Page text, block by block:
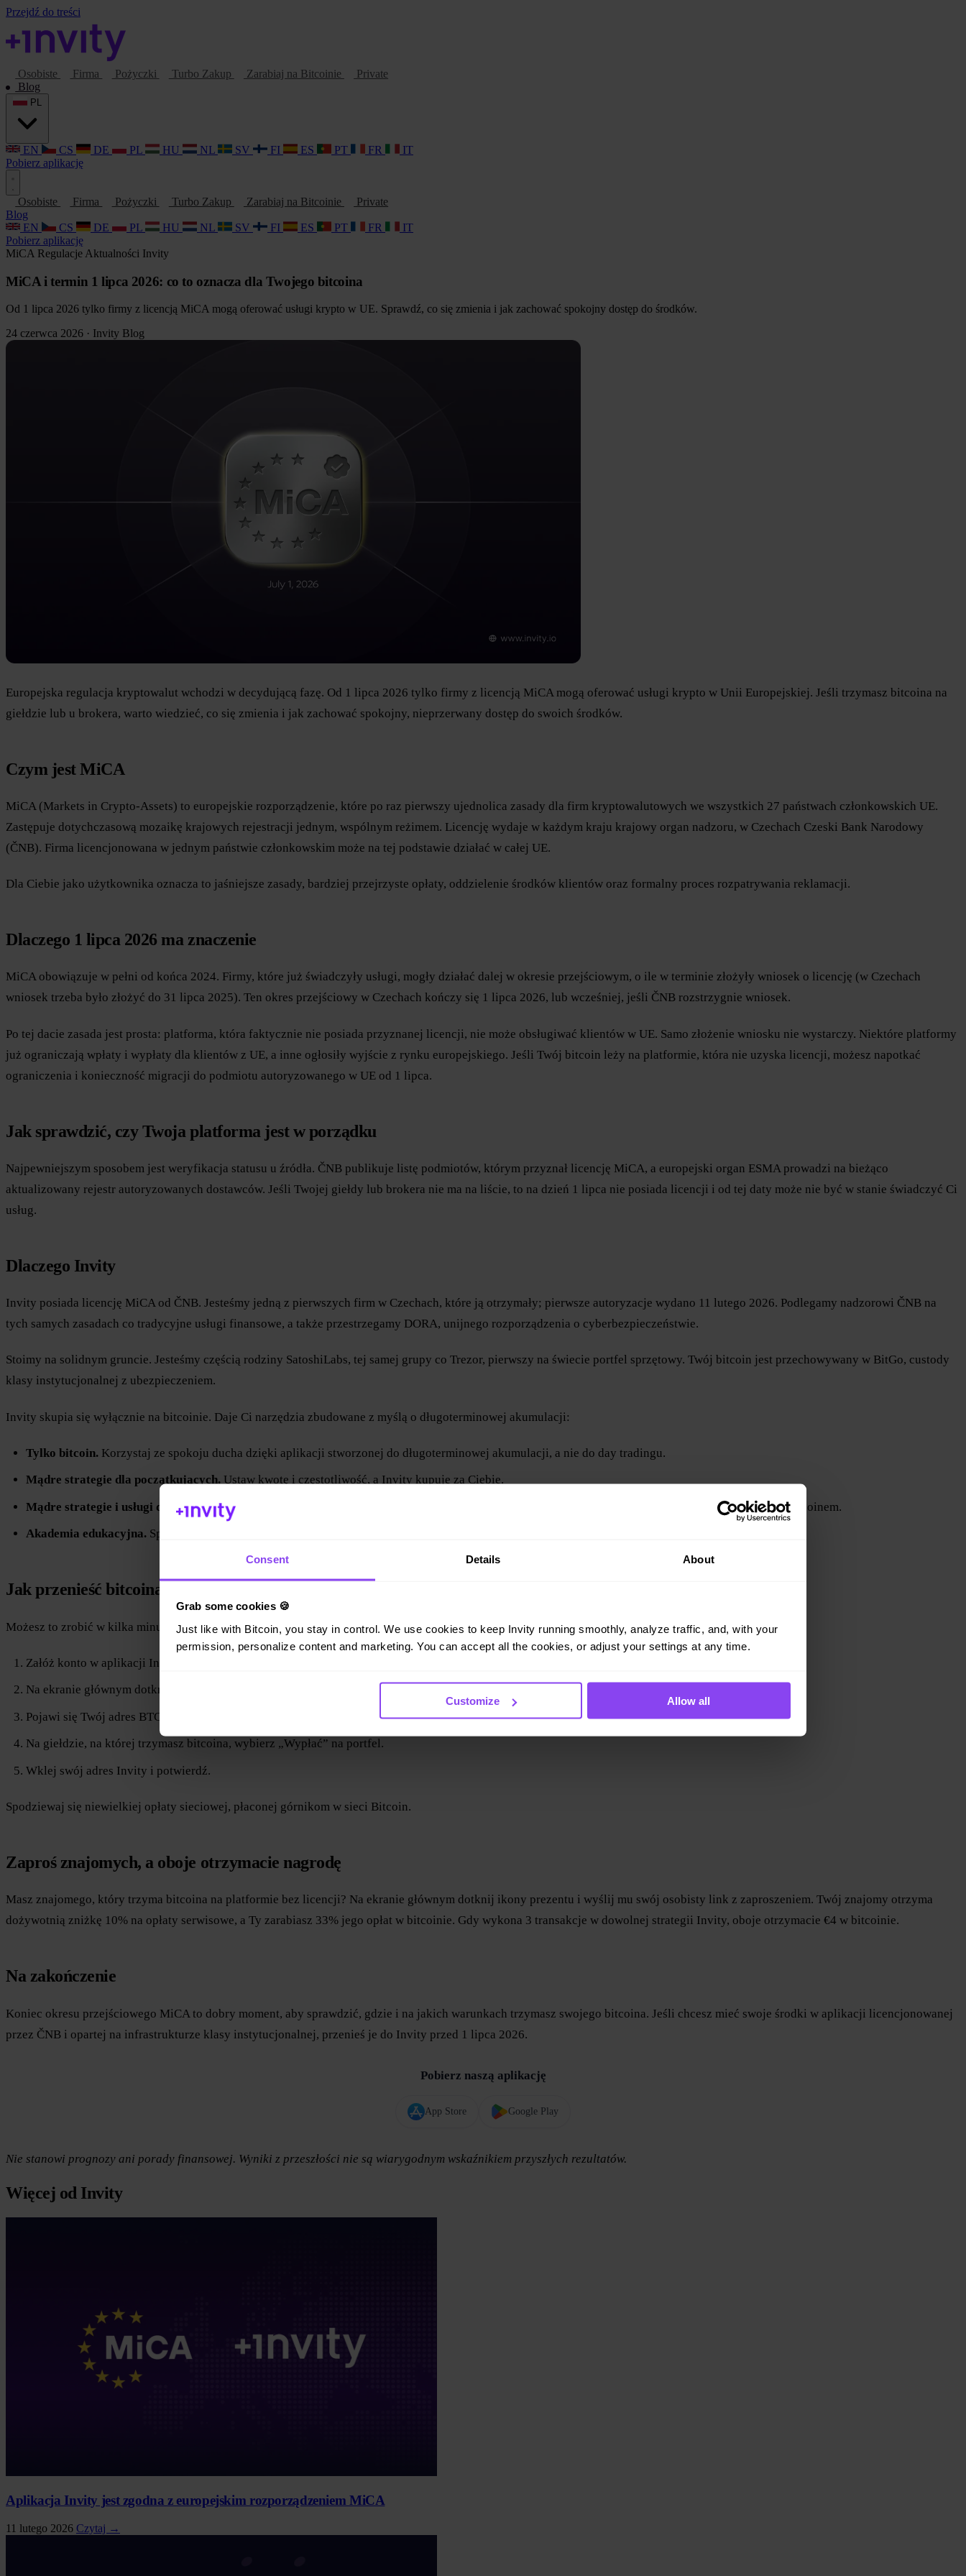
Consent Details About
Grab some cookies 🍪
Just like with Bitcoin, you stay in control. We use cookies to keep Invity running smoothly, analyze traffic, and, with your
permission, personalize content and marketing. You can accept all the cookies, or adjust your settings at any time.
Customize Allow all
Przejdź do treści
Osobiste Firma Pożyczki Turbo Zakup Zarabiaj na Bitcoinie
Private
Blog
EN CS DE PL HU NL SV FI ES PT FR
IT
Pobierz aplikację
Osobiste Firma Pożyczki Turbo Zakup Zarabiaj na Bitcoinie
Private
Blog
EN
CS DE PL HU NL SV FI ES PT FR
IT
Pobierz aplikację
MiCA Regulacje Aktualności Invity
MiCA i termin 1 lipca 2026: co to oznacza dla Twojego bitcoina
Od 1 lipca 2026 tylko firmy z licencją MiCA mogą oferować usługi krypto w UE. Sprawdź, co się zmienia i jak zachować spokojny dostęp do środków.
24 czerwca 2026 · Invity Blog
Europejska regulacja kryptowalut wchodzi w decydującą fazę. Od 1 lipca 2026 tylko firmy z licencją MiCA mogą oferować usługi krypto w Unii Europejskiej. Jeśli trzymasz bitcoina na
giełdzie lub u brokera, warto wiedzieć, co się zmienia i jak zachować spokojny, nieprzerwany dostęp do swoich środków.
Czym jest MiCA
MiCA (Markets in Crypto-Assets) to europejskie rozporządzenie, które po raz pierwszy ujednolica zasady dla firm kryptowalutowych we wszystkich 27 państwach członkowskich UE.
Zastępuje dotychczasową mozaikę krajowych rejestracji jednym, wspólnym reżimem. Licencję wydaje w każdym kraju krajowy organ nadzoru, w Czechach Czeski Bank Narodowy
(ČNB). Firma licencjonowana w jednym państwie członkowskim może na tej podstawie działać w całej UE.
Dla Ciebie jako użytkownika oznacza to jaśniejsze zasady, bardziej przejrzyste opłaty, oddzielenie środków klientów oraz formalny proces rozpatrywania reklamacji.
Dlaczego 1 lipca 2026 ma znaczenie
MiCA obowiązuje w pełni od końca 2024. Firmy, które już świadczyły usługi, mogły działać dalej w okresie przejściowym, o ile w terminie złożyły wniosek o licencję (w Czechach
wniosek trzeba było złożyć do 31 lipca 2025). Ten okres przejściowy w Czechach kończy się 1 lipca 2026, lub wcześniej, jeśli ČNB rozstrzygnie wniosek.
Po tej dacie zasada jest prosta: platforma, która faktycznie nie posiada przyznanej licencji, nie może obsługiwać klientów w UE. Samo złożenie wniosku nie wystarczy. Niektóre platformy
już ograniczają wpłaty i wypłaty dla klientów z UE, a inne ogłosiły wyjście z rynku europejskiego. Jeśli Twój bitcoin leży na platformie, która nie uzyska licencji, możesz napotkać
ograniczenia i konieczność migracji do podmiotu autoryzowanego w UE od 1 lipca.
Jak sprawdzić, czy Twoja platforma jest w porządku
Najpewniejszym sposobem jest weryfikacja statusu u źródła. ČNB publikuje listę podmiotów, którym przyznał licencję MiCA, a europejski organ ESMA prowadzi na bieżąco
aktualizowany rejestr autoryzowanych dostawców. Jeśli Twojej giełdy lub brokera nie ma na liście, to na dzień 1 lipca nie posiada licencji i od tej daty może nie być w stanie świadczyć Ci
usług.
Dlaczego Invity
Invity posiada licencję MiCA od ČNB. Jesteśmy jedną z pierwszych firm w Czechach, które ją otrzymały; pierwsze autoryzacje wydano 11 lutego 2026. Podlegamy nadzorowi ČNB na
tych samych zasadach co tradycyjne usługi finansowe, a także przestrzegamy DORA, unijnego rozporządzenia o cyberbezpieczeństwie.
Stoimy na solidnym gruncie. Jesteśmy częścią rodziny SatoshiLabs, tej samej grupy co Trezor, pierwszy na świecie portfel sprzętowy. Twój bitcoin jest przechowywany w BitGo, custody
klasy instytucjonalnej z ubezpieczeniem.
Invity skupia się wyłącznie na bitcoinie. Daje Ci narzędzia zbudowane z myślą o długoterminowej akumulacji:
Tylko bitcoin.Korzystaj ze spokoju ducha dzięki aplikacji stworzonej do długoterminowej akumulacji, a nie do day tradingu.
Mądre strategie dla początkujących.Ustaw kwotę i częstotliwość, a Invity kupuje za Ciebie.
Mądre strategie i usługi dla doświadczonych.
Wykorzystaj 60% dodatkowej siły nabywczej lub odblokuj płynność dzięki pożyczce zabezpieczonej bitcoinem.
Akademia edukacyjna.Sprawdź swoją wiedzę o Bitcoinie.
Jak przenieść bitcoina do Invity
Możesz to zrobić w kilka minut:
Załóż konto w aplikacji Invity i dokończ weryfikację tożsamości.
Na ekranie głównym dotknij „Odbierz”.
Pojawi się Twój adres BTC. Zeskanuj go lub skopiuj.
Na giełdzie, na której trzymasz bitcoina, wybierz „Wypłać” na portfel.
Wklej swój adres Invity i potwierdź.
Spodziewaj się niewielkiej opłaty sieciowej, płaconej górnikom w sieci Bitcoin.
Zaproś znajomych, a oboje otrzymacie nagrodę
Masz znajomego, który trzyma bitcoina na platformie bez licencji? Na ekranie głównym dotknij ikony prezentu i wyślij mu swój osobisty link z zaproszeniem. Twój znajomy otrzyma
dożywotnią zniżkę 10% na opłaty serwisowe, a Ty zarabiasz 33% jego opłat w bitcoinie. Gdy wykona 3 transakcje w dowolnej strategii Invity, oboje otrzymacie €4 w bitcoinie.
Na zakończenie
Koniec okresu przejściowego MiCA to dobry moment, aby sprawdzić, gdzie i na jakich warunkach trzymasz swojego bitcoina. Jeśli chcesz mieć swoje środki w aplikacji licencjonowanej
przez ČNB i opartej na infrastrukturze klasy instytucjonalnej, przenieś je do Invity przed 1 lipca 2026.
Pobierz naszą aplikację
App Store Google Play
Nie stanowi prognozy ani porady finansowej. Wyniki z przeszłości nie są wiarygodnym wskaźnikiem przyszłych rezultatów.
Więcej od Invity
Aplikacja Invity jest zgodna z europejskim rozporządzeniem MiCA
11 lutego 2026 Czytaj →